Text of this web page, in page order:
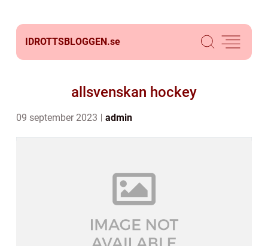
IDROTTSBLOGGEN.se
allsvenskan hockey
09 september 2023 admin